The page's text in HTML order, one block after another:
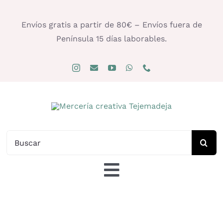
Envíos gratis a partir de 80€ – Envíos fuera de
Península 15 días laborables.
Toggle